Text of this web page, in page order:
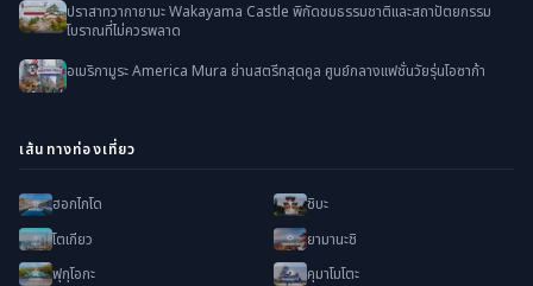
ปราสาทวากายามะ Wakayama Castle พิกัดชมธรรมชาติและสถาปัตยกรรม
โบราณที่ไม่ควรพลาด
อเมริกามูระ America Mura ย่านสตรีทสุดคูล ศูนย์กลางแฟชั่นวัยรุ่นโอซาก้า
เส้นทางท่องเที่ยว
ฮอกไกโด
ชิบะ
โตเกียว
ยามานะชิ
ฟุกุโอกะ
คุมาโมโตะ